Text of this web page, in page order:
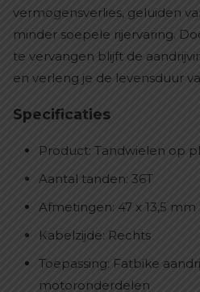
vermogensverlies, geluiden
minder soepele rijervaring.
te vervangen blijft de
en verleng je de levensduur
Specificaties
Product: Tandwielen op
Aantal tanden: 36T
Afmetingen: 47 x 13,5 mm
Kabelzijde: Rechts
Toepassing: Fatbike
motoronderdelen